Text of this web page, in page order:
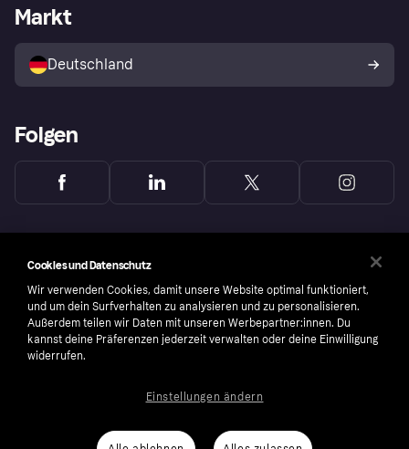
Klarna App
Shops entdecken
Käuferschutzrichtlinie
Dein Widerrufsrecht
Händlerportal
Markt
Deutschland
Folgen
number: 556737-0431
Cookies und Datenschutz
Wir verwenden Cookies, damit unsere Website optimal funktioniert,
und um dein Surfverhalten zu analysieren und zu personalisieren.
Außerdem teilen wir Daten mit unseren Werbepartner:innen. Du
kannst deine Präferenzen jederzeit verwalten oder deine Einwilligung
widerrufen.
Einstellungen ändern